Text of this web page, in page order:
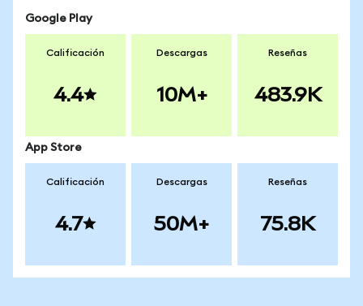
Google Play
Calificación
4.4
Descargas
10M+
Reseñas
483.9K
App Store
Calificación
4.7
Descargas
50M+
Reseñas
75.8K